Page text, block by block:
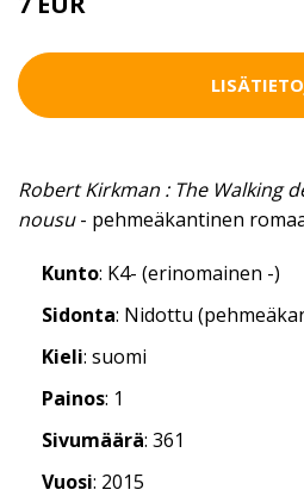
Robert Kirkman : The Walking
nousu- pehmeäkantinen
Kunto: K4- (erinomainen -)
Sidonta: Nidottu
Kieli: suomi
Painos: 1
Sivumäärä: 361
Vuosi: 2015